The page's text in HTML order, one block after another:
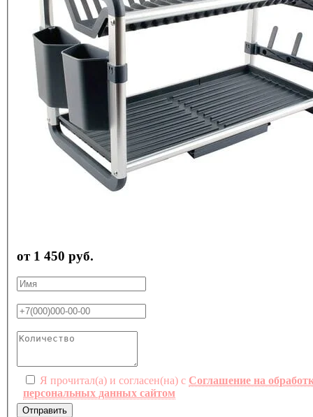
от 1 450 руб.
Я прочитал(а) и согласен(на) с Соглашение на
персональных данных сайтом
Отправить